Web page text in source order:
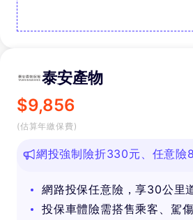
泰安產物
$9,856
(估算年繳保費)
網投強制險折330元、任意險
網路投保任意險，享30公里
投保車體險需搭售乘客、駕